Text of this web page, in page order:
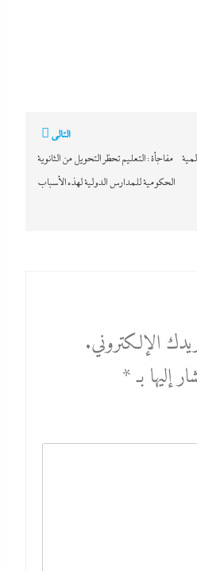
التالي
مفاجأة : التعليم تحظر التحويل من الثانوية
الحكومية للمدارس الدولية لهذه الأسباب
الإلكتروني.
إليها بـ*